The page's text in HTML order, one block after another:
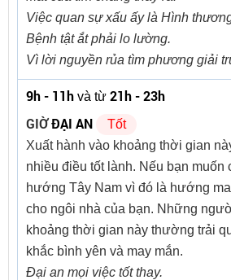
Việc quan sự xấu ấy là Hình
Bệnh tật ắt phải lo lường.
Vì lời nguyền rủa tìm phương giải
9h - 11h và từ 21h - 23h
GIỜĐẠI AN
Tốt
Xuất hành vào khoảng thời gian
nhiều điều tốt lành. Nếu bạn muốn
hướng Tây Nam vì đó là hướng
cho ngôi nhà của bạn. Những
khoảng thời gian này thường trải
khắc bình yên và may mắn.
Đại an mọi việc tốt thay.